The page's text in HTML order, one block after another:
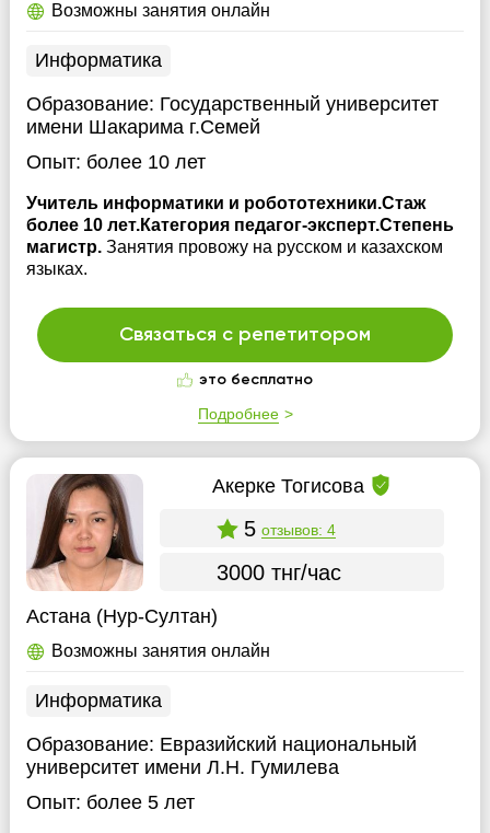
Возможны занятия онлайн
Информатика
Образование: Государственный университет
имени Шакарима г.Семей
Опыт: более 10 лет
Учитель информатики и робототехники.Стаж
более 10 лет.Категория педагог-эксперт.Степень
магистр. Занятия провожу на русском и казахском
языках.
Связаться с репетитором
это бесплатно
Подробнее
Акерке Тогисова
5 отзывов: 4
3000 тнг/час
Астана (Нур-Султан)
Возможны занятия онлайн
Информатика
Образование: Евразийский национальный
университет имени Л.Н. Гумилева
Опыт: более 5 лет